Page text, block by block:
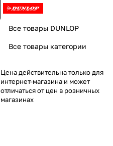
Все товары DUNLOP
Все товары категории
Цена действительна только для
интернет-магазина и может
отличаться от цен в розничных
магазинах